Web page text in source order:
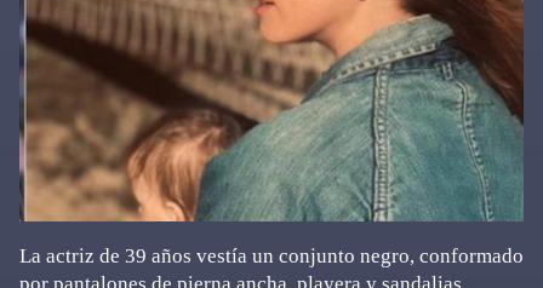
La actriz de 39 años vestía un conjunto negro, conformado